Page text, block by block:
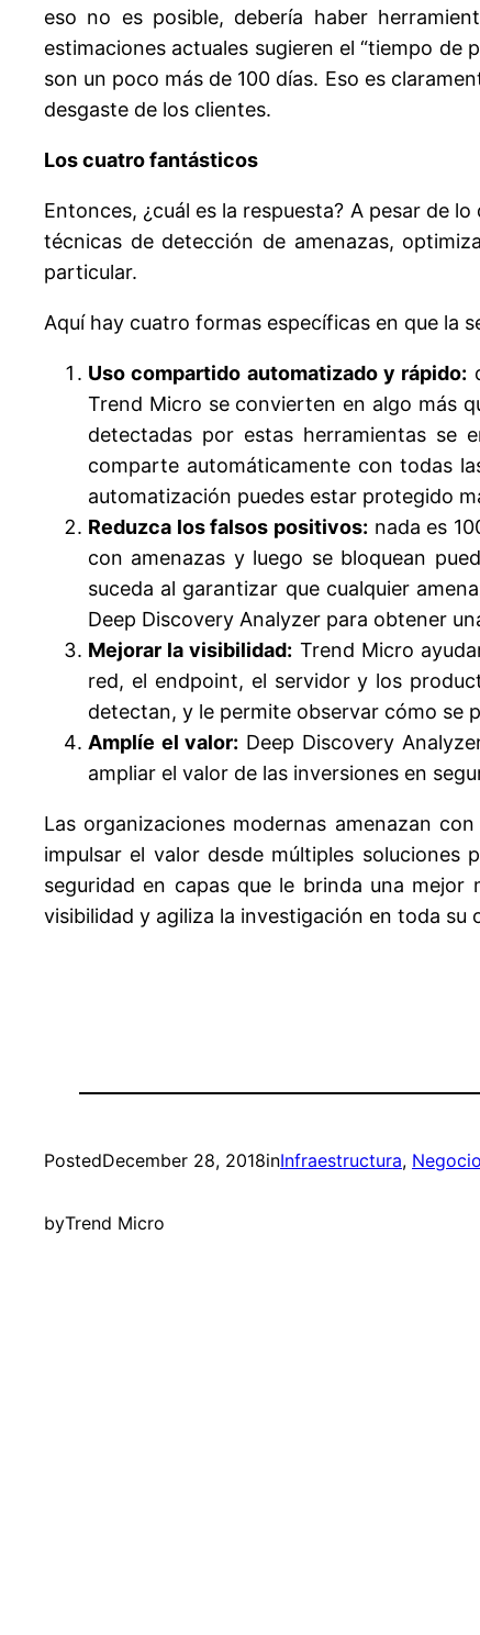
eso no es posible, debería haber
estimaciones actuales sugieren el “tiempo de
son un poco más de 100 días. Eso es
desgaste de los clientes.
Los cuatro fantásticos
Entonces, ¿cuál es la respuesta? A pesar de
técnicas de detección de amenazas,
particular.
Aquí hay cuatro formas específicas en que la
Uso compartido automatizado y rápido:
Trend Micro se convierten en algo más
detectadas por estas herramientas se
comparte automáticamente con todas
automatización puedes estar protegido
Reduzca los falsos positivos: nada es
con amenazas y luego se bloquean
suceda al garantizar que cualquier
Deep Discovery Analyzer para obtener
Mejorar la visibilidad: Trend Micro
red, el endpoint, el servidor y los
detectan, y le permite observar cómo se
Amplíe el valor: Deep Discovery
ampliar el valor de las inversiones en
Las organizaciones modernas amenazan
impulsar el valor desde múltiples soluciones
seguridad en capas que le brinda una
visibilidad y agiliza la investigación en toda su
PostedDecember 28, 2018inInfraestructura, Negocio
byTrend Micro